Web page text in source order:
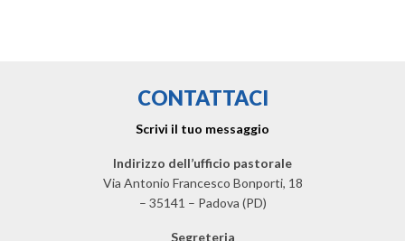
CONTATTACI
Scrivi il tuo messaggio
Indirizzo dell’ufficio pastorale
Via Antonio Francesco Bonporti, 18
– 35141 – Padova (PD)
Segreteria